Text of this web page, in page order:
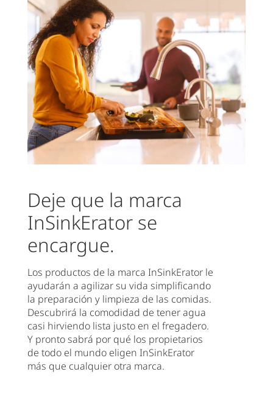
Deje que la marca
InSinkErator se
encargue.
Los productos de la marca InSinkErator le
ayudarán a agilizar su vida simplificando
la preparación y limpieza de las comidas.
Descubrirá la comodidad de tener agua
casi hirviendo lista justo en el fregadero.
Y pronto sabrá por qué los propietarios
de todo el mundo eligen InSinkErator
más que cualquier otra marca.